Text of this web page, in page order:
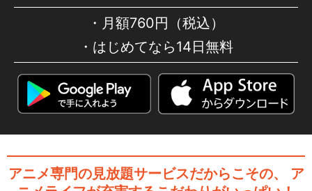
月額760円（税込）
はじめてなら14日無料
アニメ専門の見放題サービスだからこその、
ア